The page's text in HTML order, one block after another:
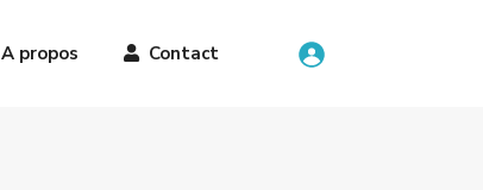
A propos Contact